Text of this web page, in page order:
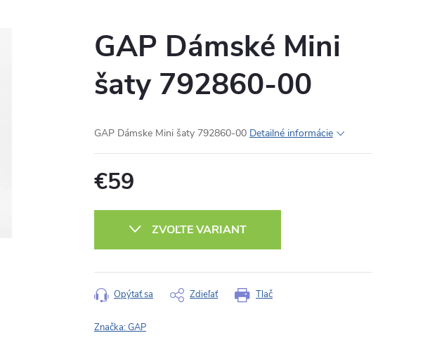
GAP Dámské Mini
šaty 792860-00
GAP Dámske Mini šaty 792860-00 Detailné informácie
€59
ZVOĽTE VARIANT
Tlač
Opýtať sa Zdieľať
Značka:GAP